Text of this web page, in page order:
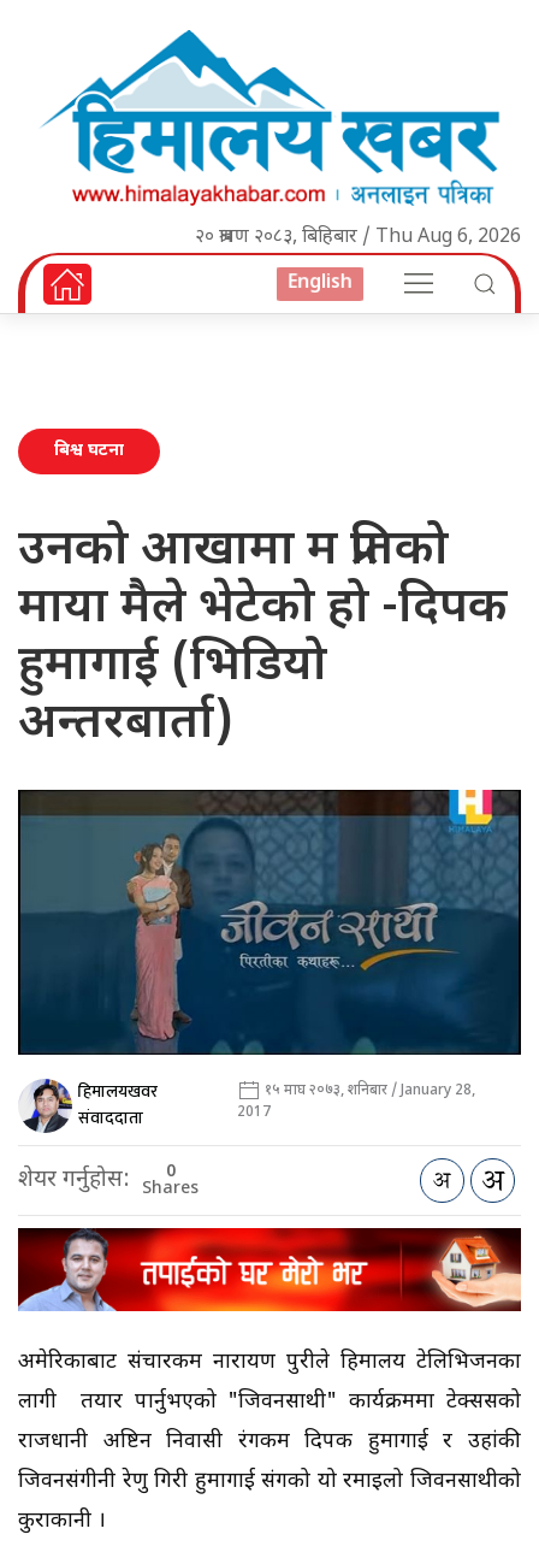
२० श्रावण २०८३, बिहिबार / Thu Aug 6, 2026
English
बिश्व घटना
उनको आखामा म प्रतिको
माया मैले भेटेको हो -दिपक
हुमागाई (भिडियो
अन्तरबार्ता)
हिमालयखवर
संवाददाता
१५ माघ २०७३, शनिबार / January 28,
2017
शेयर गर्नुहोस: 0
Shares
अमेरिकाबाट संचारकर्मी नारायण पुरीले हिमालय टेलिभिजनका
लागी तयार पार्नुभएको "जिवनसाथी" कार्यक्रममाटेक्ससको
राजधानी अष्टिन निवासी रंगकर्मी दिपक हुमागाई र उहांकी
जिवनसंगीनी रेणु गिरी हुमागाई संगको यो रमाइलो जिवनसाथीको
कुराकानी ।